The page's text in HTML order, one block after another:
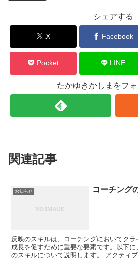
シェアする
X Facebook
Pocket LINE
たかゆきかしまをフ
関連記事
お知らせ コーチング
反映のスキルは、コーチングにおいてク
成長を促すために重要な要素です。以下
のスキルについて説明します。 アクティ